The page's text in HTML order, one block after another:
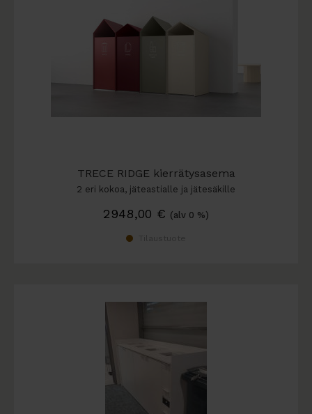
TRECE RIDGE kierrätysasema
2 eri kokoa, jäteastialle ja jätesäkille
2948,00 € (alv 0 %)